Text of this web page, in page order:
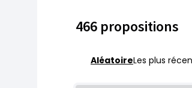
466 propositions
AléatoireLes plus